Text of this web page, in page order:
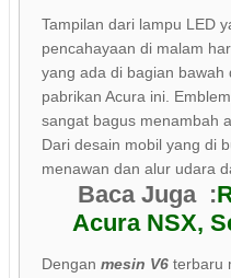
Tampilan dari lampu LED
pencahayaan di malam
yang ada di bagian
pabrikan Acura ini.
sangat bagus menambah
Dari desain mobil yang di
menawan dan alur udara
Baca Juga :
Acura NSX,
Dengan mesin V6 terbaru